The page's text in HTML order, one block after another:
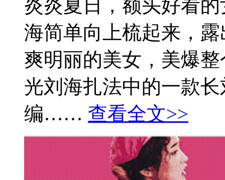
炎炎夏日，额头好看
海简单向上梳起来，
爽明丽的美女，美爆
光刘海扎法中的一款
编…… 查看全文>>